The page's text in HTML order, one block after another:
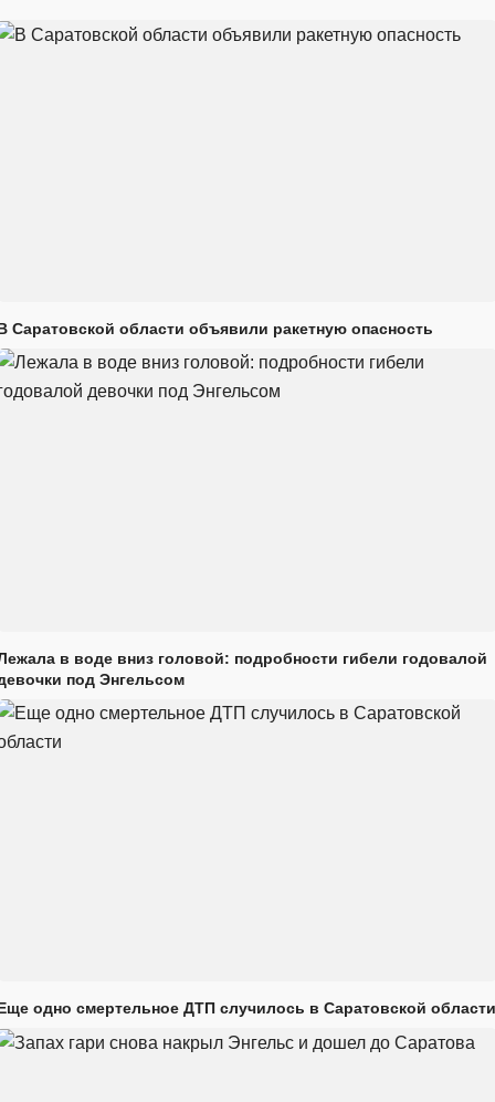
Саратовской области объявили ракетную опасность
в воде вниз головой: подробности гибели годовалой
под Энгельсом
одно смертельное ДТП случилось в Саратовской области